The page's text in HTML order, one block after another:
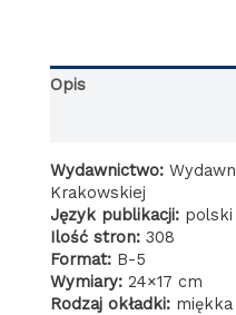
Opis
Wydawnictwo:
Krakowskiej
Język publikacji: polski
Ilość stron: 308
Format: B-5
Wymiary: 24×17 cm
Rodzaj okładki: miękka